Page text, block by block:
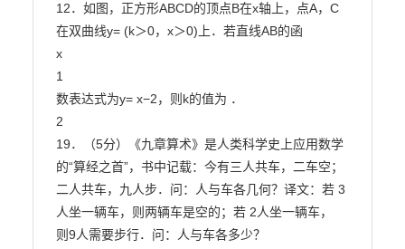
12．如图，正方形ABCD的顶点B在x轴上，点A，C
在双曲线y= (k＞0，x＞0)上．若直线AB的函
x
1
数表达式为y= x−2，则k的值为 ．
2
19．（5分）《九章算术》是人类科学史上应用数学
的“算经之首”，书中记载：今有三人共车，二车空；
二人共车，九人步．问：人与车各几何？译文：若 3
人坐一辆车，则两辆车是空的；若 2人坐一辆车，
则9人需要步行．问：人与车各多少？